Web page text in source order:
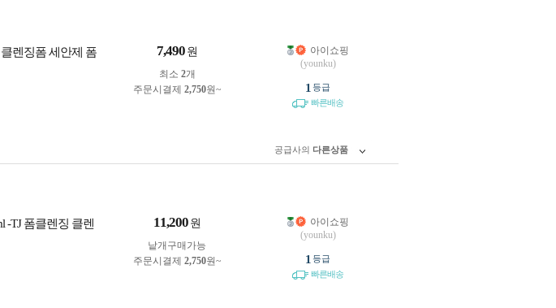
렌징폼 세안제 폼
7,490 원
최소 2개
주문시결제 2,750원~
아이쇼핑
(younku)
1 등급
빠른배송
공급사의 다른상품
-TJ 폼클렌징 클렌
11,200 원
낱개구매가능
주문시결제 2,750원~
아이쇼핑
(younku)
1 등급
빠른배송